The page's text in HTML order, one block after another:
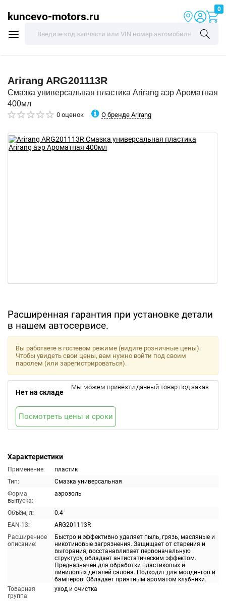
kuncevo-motors.ru
0
Arirang ARG201113R
Смазка универсальная пластика Arirang аэр Ароматная
400мл
0 оценок О бренде Arirang
Расширенная гарантия при установке детали
в нашем автосервисе.
Характеристики
Применение:
пластик
Тип:
Смазка универсальная
Форма
выпуска:
аэрозоль
Объём, л:
0.4
EAN-13:
ARG201113R
Расширенное
описание:
Быстро и эффективно удаляет пыль, грязь, масляные и
никотиновые загрязнения. Защищает от старения и
выгорания, восстанавливает первоначальную
структуру, обладает антистатическим эффектом.
Предназначен для обработки пластиковых и
виниловых деталей салона. Подходит для молдингов и
бамперов. Обладает приятным ароматом клубники.
Товарная
группа:
уход и очистка
Вы работаете в гостевом режиме (видите розничные цены).
Чтобы увидеть свои цены, вам нужно войти под своим
паролем (или зарегистрироваться).
Нет на складе
Мы можем привезти данный товар под заказ.
Посмотреть цены и сроки